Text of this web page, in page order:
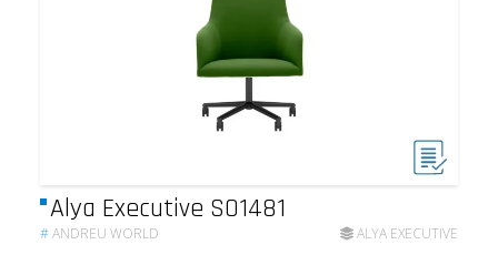
Alya Executive SO1481
#ANDREU WORLD ALYA EXECUTIVE